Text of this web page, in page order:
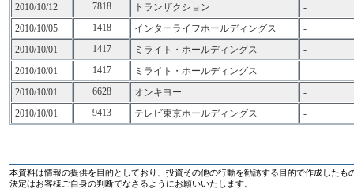
2010/10/12
7818 トランザクション
-
2010/10/05
1418 インターライフホールディングス
-
2010/10/01
1417 ミライト・ホールディングス
-
2010/10/01
1417 ミライト・ホールディングス
-
2010/10/01
6628 オンキヨー
-
2010/10/01
9413 テレビ東京ホールディングス -
本資料は情報の提供を目的としており、投資その他の行動を勧誘する目的で作成した
決定はお客様ご自身の判断でなさるようにお願いいたします。